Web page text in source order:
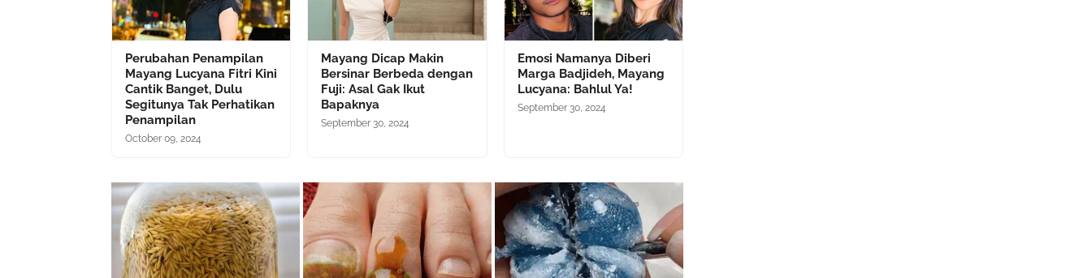
Perubahan Penampilan
Mayang Lucyana Fitri Kini
Cantik Banget, Dulu
Segitunya Tak Perhatikan
Penampilan
October 09, 2024
Mayang Dicap Makin
Bersinar Berbeda dengan
Fuji: Asal Gak Ikut
Bapaknya
September 30, 2024
Emosi Namanya Diberi
Marga Badjideh, Mayang
Lucyana: Bahlul Ya!
September 30, 2024